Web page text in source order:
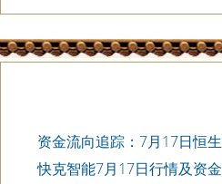
资金流向追踪：7月17日恒
览表
快克智能7月17日行情及资